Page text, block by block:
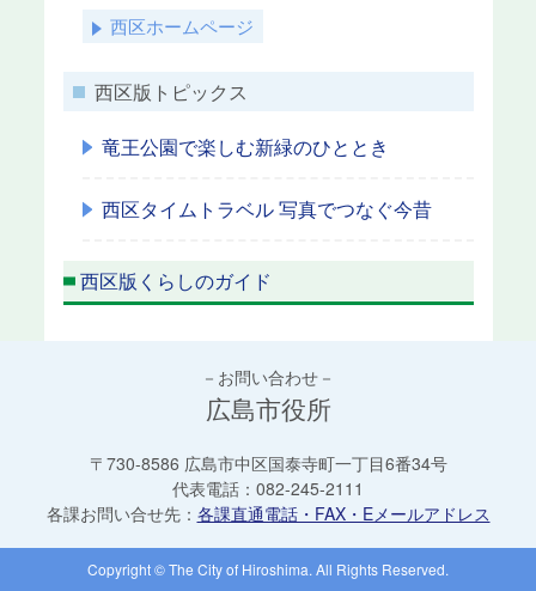
西区ホームページ
西区版トピックス
竜王公園で楽しむ新緑のひととき
西区タイムトラベル 写真でつなぐ今昔
西区版くらしのガイド
－お問い合わせ－
広島市役所
〒730-8586 広島市中区国泰寺町一丁目6番34号
代表電話： 082-245-2111
各課お問い合せ先： 各課直通電話・FAX・Eメールアドレス
Copyright © The City of Hiroshima. All Rights Reserved.